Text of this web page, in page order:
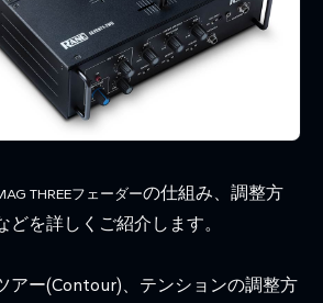
THREEフェーダーの仕組み、調整方
どを詳しくご紹介します。
アー(Contour)、テンションの調整方